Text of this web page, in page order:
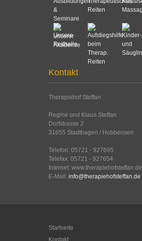
Kontakt
Therapiehof Steffan
Regine und Klaus Steffan
Dorfstrasse 2
31655 Stadthagen / Hobbensen
Telefon: 05721 - 927695
Telefax: 05721 - 927654
Internet: www.therapiehofsteffan.de
E-Mail: info@therapiehofsteffan.de
Startseite
Kontakt